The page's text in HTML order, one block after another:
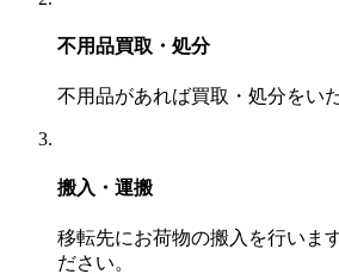
不用品買取・処分
不用品があれば買取・処分をい
搬入・運搬
移転先にお荷物の搬入を行いま
ださい。